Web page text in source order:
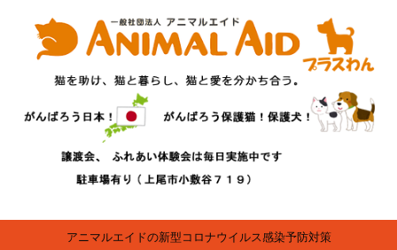
アニマルエイドの新型コロナウイルス感染予防対策